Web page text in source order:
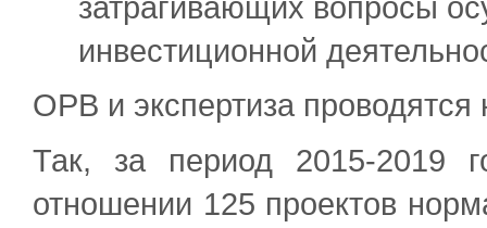
затрагивающих вопросы
инвестиционной
ОРВ и экспертиза проводятся
Так, за период 2015-2019
отношении 125 проектов